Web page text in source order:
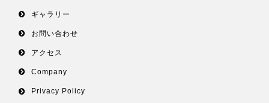
ギャラリー
お問い合わせ
アクセス
Company
Privacy Policy